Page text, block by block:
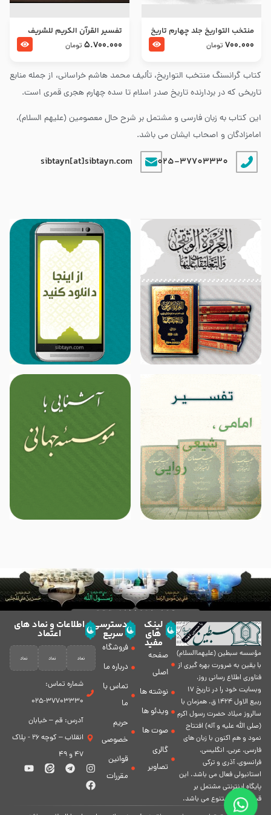
کتاب گرانسنگ منتخب التواريخ، تألیف محمد هاشم خراسانی، از جمله منابع
تاریخی که در بردارنده تاریخ صدر اسلام تا سده چهارم هجری قمری است.
این کتاب به زبان فارسی و مشتمل بر شرح حال معصومین (علیهم السلام)،
امامزادگان و اصحاب ایشان می باشد.
025-37703330
sibtayn[at]sibtayn.com
منتخب التواریخ جلد چهارم تاریخ
امام زین العابدین و امام محمد
700.000 تومان
تفسير القرآن الكريم للشريف
المرتضي قدس سرّه
5.700.000 تومان
مؤسسه سبطين (عليهماالسلام)
با يقين به ضرورت بهره گیرى از
فناورى اطلاع رسانى روز،
وبسایت خود را در تاريخ 17
ربيع الاول 1424 ق. همزمان با
سالروز ميلاد حضرت رسول اكرم
(صلی الله علیه و آله) افتتاح
نمود و هم اكنون با زبان های
فارسی، عربى، انگلیسی،
فرانسوی، آذری و ترکی
استانبولی فعال مى باشد. اين
پايگاه اينترنتى مشتمل بر
قسمت هاى متنوع مى باشد.
لینک
های
مفید
صفحه
اصلی
نوشته ها
ویدئو ها
صوت ها
گالری
تصاویر
دسترسی
سریع
فروشگاه
درباره ما
تماس با
ما
حریم
خصوصی
قوانین
مقررات
اطلاعات و نماد های
اعتماد
شماره تماس:
37703330-025
آدرس: قم – خیابان
انقلاب – کوچه 26 - پلاک
47 و 49